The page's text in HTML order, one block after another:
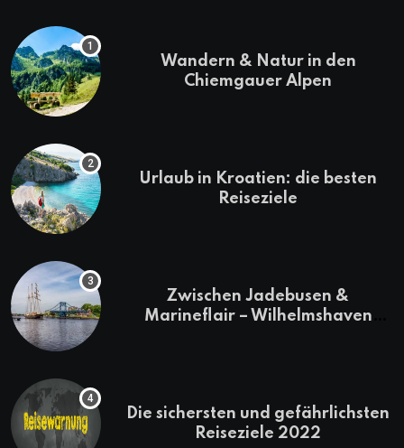
Wandern & Natur in den
Chiemgauer Alpen
Urlaub in Kroatien: die besten
Reiseziele
Zwischen Jadebusen &
Marineflair – Wilhelmshaven
Die sichersten und gefährlichsten
Reiseziele 2022